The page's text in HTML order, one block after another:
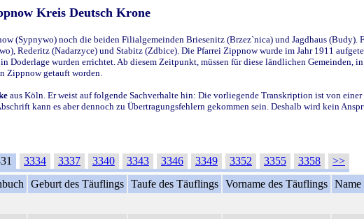
Kreis Deutsch Krone
(Sypnywo) noch die beiden Filialgemeinden Briesenitz (Brzez`nica) und Jagdhaus
Rederitz (Nadarzyce) und Stabitz (Zdbice). Die Pfarrei Zippnow wurde im Jahr 1911
wurden errichtet. Ab diesem Zeitpunkt, müssen für diese ländlichen Gemeinden,
Zippnow getauft worden.
aus Köln. Er weist auf folgende Sachverhalte hin: Die vorliegende Transkription ist von
kann es aber dennoch zu Übertragungsfehlern gekommen sein. Deshalb wird kein
3334 3337 3340 3343 3346 3349 3352 3355 3358
>>
Geburt des Täuflings Taufe des Täuflings Vorname des Täuflings Name